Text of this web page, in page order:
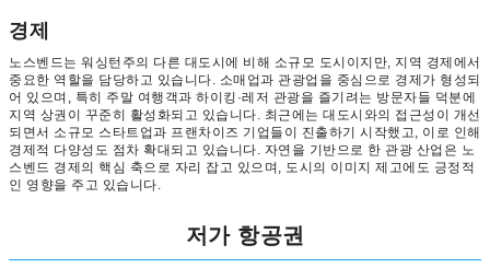
경제
노스벤드는 워싱턴주의 다른 대도시에 비해 소규모 도시이지만, 지역 경제에서
중요한 역할을 담당하고 있습니다. 소매업과 관광업을 중심으로 경제가 형성되
어 있으며, 특히 주말 여행객과 하이킹·레저 관광을 즐기려는 방문자들 덕분에
지역 상권이 꾸준히 활성화되고 있습니다. 최근에는 대도시와의 접근성이 개선
되면서 소규모 스타트업과 프랜차이즈 기업들이 진출하기 시작했고, 이로 인해
경제적 다양성도 점차 확대되고 있습니다. 자연을 기반으로 한 관광 산업은 노
스벤드 경제의 핵심 축으로 자리 잡고 있으며, 도시의 이미지 제고에도 긍정적
인 영향을 주고 있습니다.
저가 항공권